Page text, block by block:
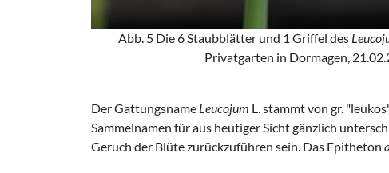
Abb. 5 Die 6 Staubblätter und 1 Griffel des
Privatgarten in Dormagen,
Der Gattungsname Leucojum L. stammt von gr.
Sammelnamen für aus heutiger Sicht gänzlich
Geruch der Blüte zurückzuführen sein. Das Epitheton